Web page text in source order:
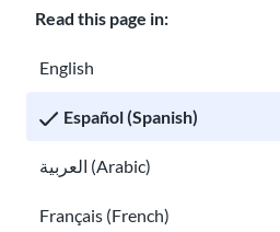
Read this page in:
English
Español (Spanish)
العربية (Arabic)
Français (French)